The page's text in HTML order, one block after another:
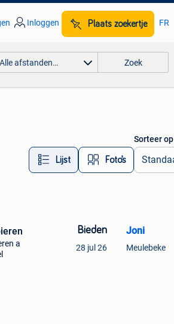
Inloggen Plaats zoekertje FR
Alle afstanden… Zoek
Lijst Foto’s
Sorteer op
a
Bieden
28 jul 26
Joni
Meulebeke